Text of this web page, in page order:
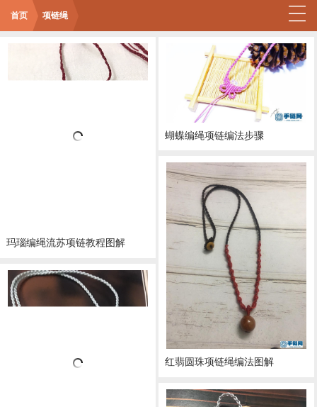
首页 项链绳
玛瑙编绳流苏项链教程图解
蝴蝶编绳项链编法步骤
红翡圆珠项链绳编法图解